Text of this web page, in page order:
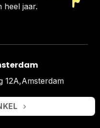
heel jaar.
12A,Amsterdam